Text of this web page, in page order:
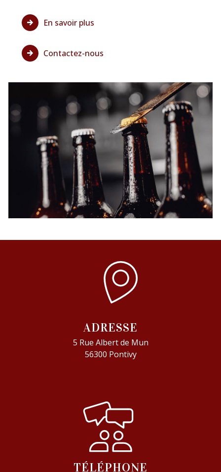
En savoir plus
Contactez-nous
ADRESSE
5 Rue Albert de Mun
56300 Pontivy
TÉLÉPHONE